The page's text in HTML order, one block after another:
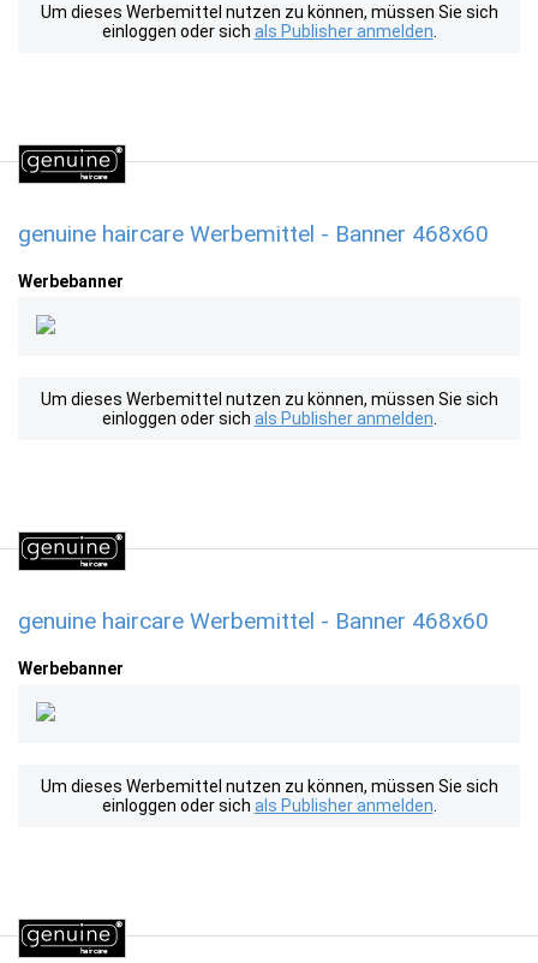
Um dieses Werbemittel nutzen zu können, müssen Sie sich
einloggen oder sich als Publisher anmelden
genuine haircare Werbemittel - Banner 468x60
Werbebanner
Um dieses Werbemittel nutzen zu können, müssen Sie sich
einloggen oder sich als Publisher anmelden
genuine haircare Werbemittel - Banner 468x60
Werbebanner
Um dieses Werbemittel nutzen zu können, müssen Sie sich
einloggen oder sich als Publisher anmelden